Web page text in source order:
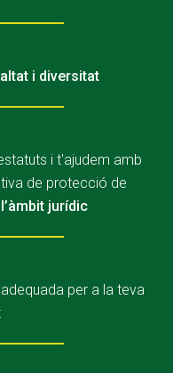
i diversitat
i t'ajudem amb
de protecció de
l’àmbit jurídic
per a la teva